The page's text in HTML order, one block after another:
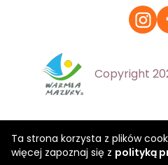
Ta strona korzysta z plików
więcej zapoznaj się z polityką
Copyright